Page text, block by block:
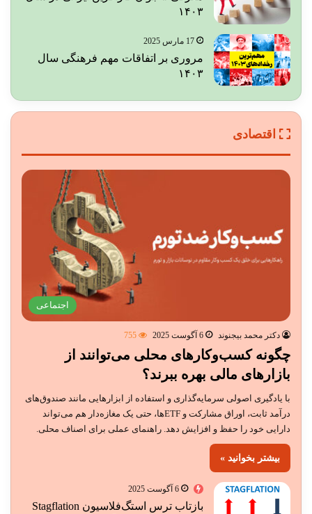
۱۴۰۳
17 مارس 2025
مروری بر اتفاقات مهم فرهنگی سال
۱۴۰۳
اقتصادی
اجتماعی
دکتر محمد بیجنوند 6 آگوست 2025 755
چگونه کسب‌وکارهای محلی می‌توانند از
بازارهای مالی بهره ببرند؟
با یادگیری اصولی سرمایه‌گذاری و استفاده از ابزارهایی مانند صندوق‌های
درآمد ثابت، اوراق مشارکت و ETFها، حتی یک مغازه‌دار هم می‌تواند
دارایی خود را حفظ و افزایش دهد. راهنمای عملی برای اصناف محلی.
بیشتر بخوانید »
6 آگوست 2025
بازتاب ترس استگ‌فلاسیون Stagflation